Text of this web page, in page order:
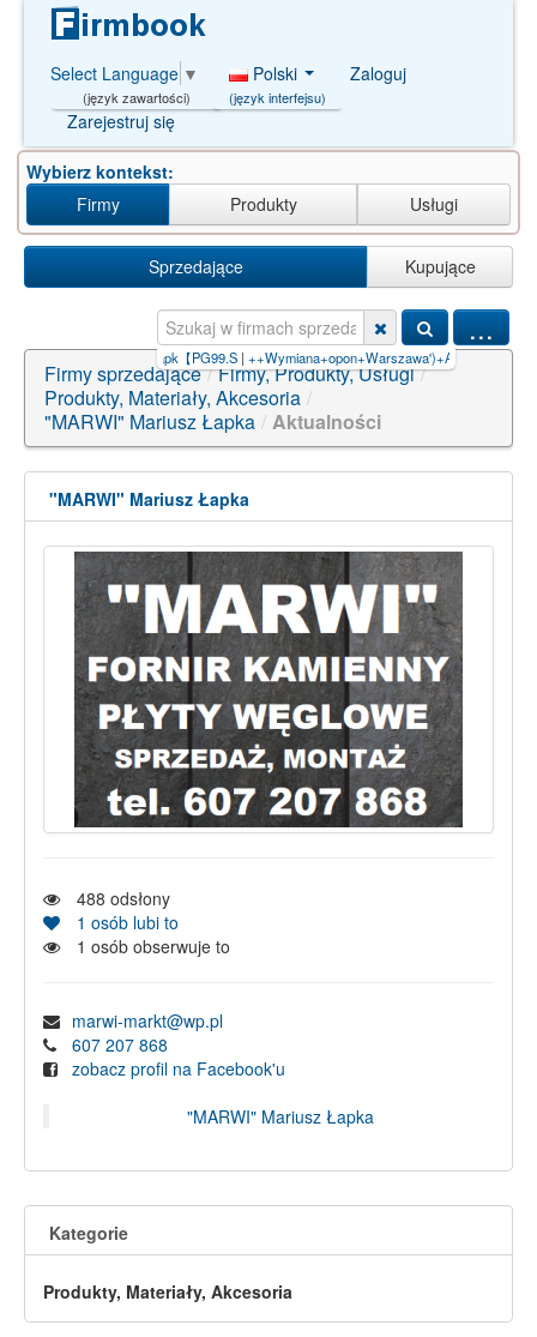
Select Language ▼
(język zawartości)
Polski
(język interfejsu)
Zaloguj
Zarejestruj się
Wybierz kontekst:
Firmy
Produkty Usługi
Sprzedające Kupujące
...
hana kiếm tiền online apk【PG99.S|++Wymiana+opon+Warszawa')+AND+(S Tonton
Firmy sprzedające / Firmy, Produkty, Usługi /
Produkty, Materiały, Akcesoria /
"MARWI" Mariusz Łapka / Aktualności
"MARWI" Mariusz Łapka
488 odsłony
1 osób lubi to
1 osób obserwuje to
marwi-markt@wp.pl
607 207 868
zobacz profil na Facebook'u
"MARWI" Mariusz Łapka
Kategorie
Produkty, Materiały, Akcesoria